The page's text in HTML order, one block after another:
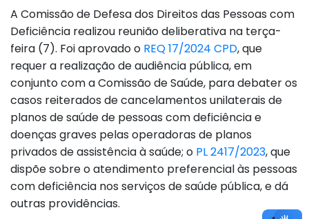
A Comissão de Defesa dos Direitos das Pessoas com
Deficiência realizou reunião deliberativa na terça-
feira (7). Foi aprovado o REQ 17/2024 CPD, que
requer a realização de audiência pública, em
conjunto com a Comissão de Saúde, para debater os
casos reiterados de cancelamentos unilaterais de
planos de saúde de pessoas com deficiência e
doenças graves pelas operadoras de planos
privados de assistência à saúde; o PL 2417/2023, que
dispõe sobre o atendimento preferencial às pessoas
com deficiência nos serviços de saúde pública, e dá
outras providências.